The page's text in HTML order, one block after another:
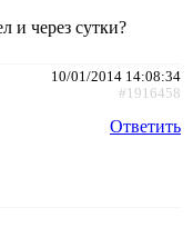
и через сутки?
10/01/2014 14:08:34
#1916458
Ответить